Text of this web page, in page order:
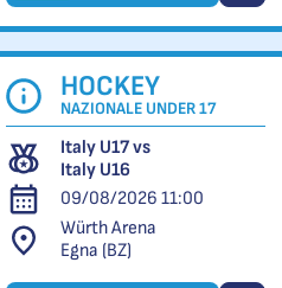
HOCKEY
NAZIONALE UNDER 17
Italy U17 vs
Italy U16
09/08/2026 11:00
Würth Arena
Egna (BZ)